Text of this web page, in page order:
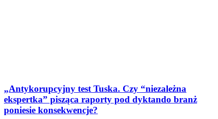
„Antykorupcyjny test Tuska. Czy “niezależna
ekspertka” pisząca raporty pod dyktando branż
poniesie konsekwencje?